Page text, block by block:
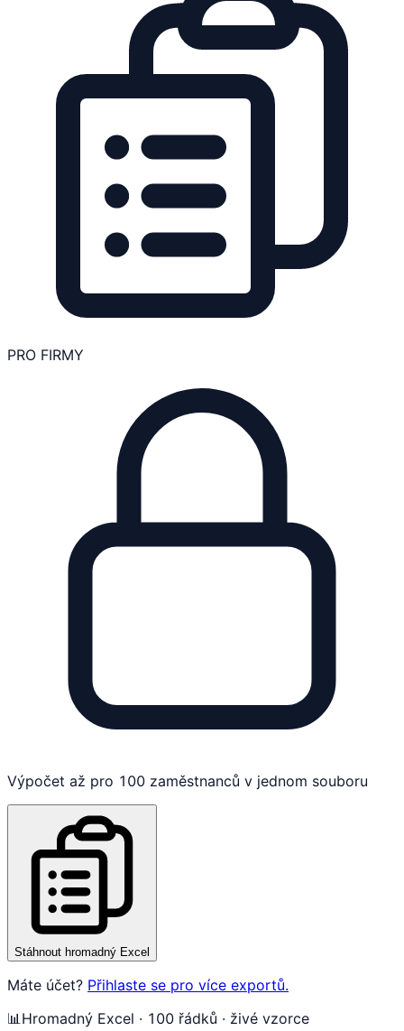
PRO FIRMY
Výpočet až pro 100 zaměstnanců v jednom souboru
Stáhnout hromadný Excel
Máte účet? Přihlaste se pro více exportů.
📊 Hromadný Excel · 100 řádků · živé vzorce